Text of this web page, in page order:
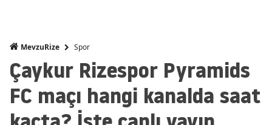
MevzuRize Spor
Çaykur Rizespor Pyramids
FC maçı hangi kanalda saat